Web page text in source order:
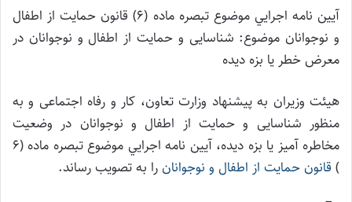
آيين نامه اجرايي موضوع تبصره ماده (۶) قانون حمايت از اطفال
و نوجوانان موضوع: شناسایی و حمایت از اطفال و نوجوانان در
معرض خطر یا بزه دیده
هیئت وزیران به پیشنهاد وزارت تعاون، کار و رفاه اجتماعی و به
منظور شناسایی و حمایت از اطفال و نوجوانان در وضعیت
مخاطره آمیز یا بزه دیده، آيين نامه اجرايي موضوع تبصره ماده (۶
) قانون حمايت از اطفال و نوجوانان را به تصویب رساند.